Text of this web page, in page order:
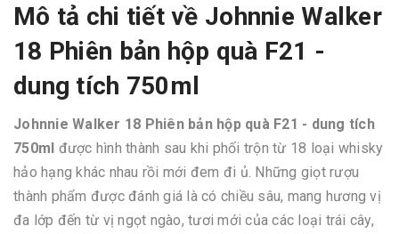
Mô tả chi tiết về Johnnie Walker
18 Phiên bản hộp quà F21 -
dung tích 750ml
Johnnie Walker 18 Phiên bản hộp quà F21 - dung tích
750ml được hình thành sau khi phối trộn từ 18 loại whisky
hảo hạng khác nhau rồi mới đem đi ủ. Những giọt rượu
thành phẩm được đánh giá là có chiều sâu, mang hương vị
đa lớp đến từ vị ngọt ngào, tươi mới của các loại trái cây,